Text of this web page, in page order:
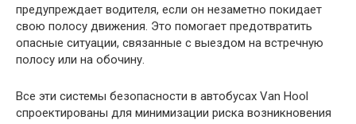
предупреждает водителя, если он незаметно покидает
свою полосу движения. Это помогает предотвратить
опасные ситуации, связанные с выездом на встречную
полосу или на обочину.
Все эти системы безопасности в автобусах Van Hool
спроектированы для минимизации риска возникновения